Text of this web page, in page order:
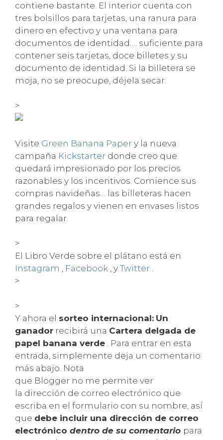
contiene bastante. El interior cuenta con
tres bolsillos para tarjetas, una ranura para
dinero en efectivo y una ventana para
documentos de identidad…. suficiente para
contener seis tarjetas, doce billetes y su
documento de identidad. Si la billetera se
moja, no se preocupe, déjela secar.
>
Visite Green Banana Paper y la nueva
campaña Kickstarter donde creo que
quedará impresionado por los precios
razonables y los incentivos. Comience sus
compras navideñas… las billeteras hacen
grandes regalos y vienen en envases listos
para regalar.
>
El Libro Verde sobre el plátano está en
Instagram
Facebook , yTwitter
>
>
Y ahora el sorteo internacional: Un
ganador recibirá una Cartera delgada de
papel banana verde . Para entrar en esta
entrada, simplemente deja un comentario
más abajo. Nota
que Blogger no me permite ver
la dirección de correo electrónico que
escriba en el formulario con su nombre, así
que debe incluir una dirección de correo
electrónico dentro de su comentario para